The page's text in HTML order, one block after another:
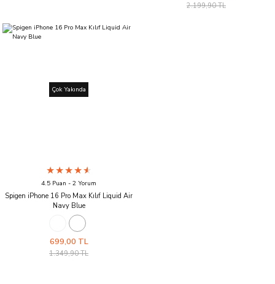
2.199,90 TL
Çok Yakında
4.5 Puan - 2 Yorum
Spigen iPhone 16 Pro Max Kılıf Liquid Air
Navy Blue
699,00 TL
1.349,90 TL